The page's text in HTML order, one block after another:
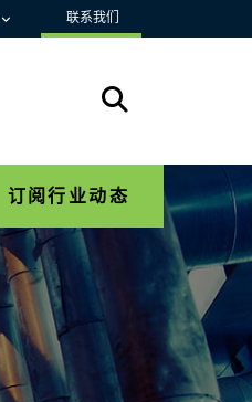
联系我们
订阅行业动态